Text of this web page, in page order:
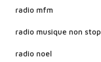
radio mfm
radio musique non stop
radio noel